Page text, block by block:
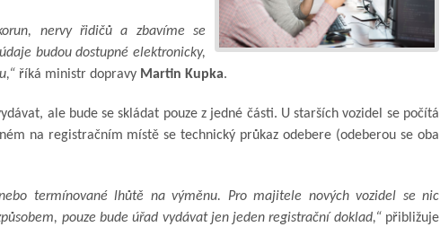
nervy řidičů a zbavíme se
budou dostupné elektronicky,
říká ministr dopravy Martin Kupka.
ale bude se skládat pouze z jedné části. U starších vozidel se počítá
na registračním místě se technický průkaz odebere (odeberou se oba
termínované lhůtě na výměnu. Pro majitele nových vozidel se nic
pouze bude úřad vydávat jen jeden registrační doklad,“ přibližuje